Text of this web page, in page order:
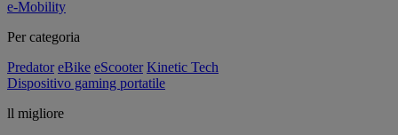
e-Mobility
Per categoria
Predator eBike eScooter Kinetic Tech
Dispositivo gaming portatile
ll migliore